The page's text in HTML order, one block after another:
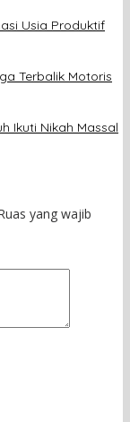
Usia Produktif
Terbalik Motoris
Ikuti Nikah Massal
yang wajib